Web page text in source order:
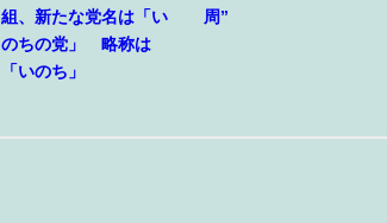
組、新たな党名は「い
のちの党」 略称は
「いのち」
周”